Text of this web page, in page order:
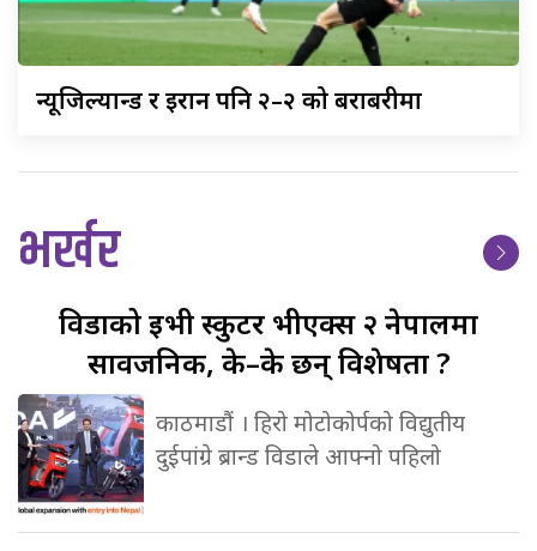
न्यूजिल्यान्डर इरान पनि २–२ को बराबरीमा
भर्खर
विडाकोईभी स्कुटर भीएक्स २ नेपालमा
सार्वजनिक, के–के छन् विशेषता ?
काठमाडौं । हिरो मोटोकोर्पको विद्युतीय
दुईपांग्रे ब्रान्ड विडाले आफ्नो पहिलो